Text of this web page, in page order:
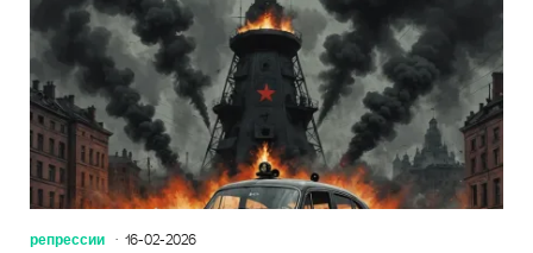
репрессии 16-02-2026